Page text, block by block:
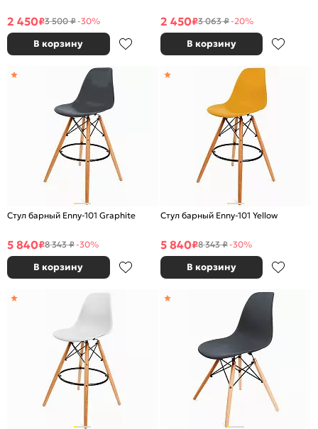
2 450₽3 500 ₽-30%
В корзину
2 450₽3 063 ₽-20%
В корзину
Стул барный Enny-101 Graphite
5 840₽8 343 ₽-30%
В корзину
Стул барный Enny-101 Yellow
5 840₽8 343 ₽-30%
В корзину